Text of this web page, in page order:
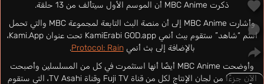
ذكرت MBC Anime أن الموسم الأول سيتألف من 13 حلقة.
وأشارت MBC Anime إلى أن منصة البث التابعة لمجموعة MBC والتي تحمل
اسم “شاهد” ستقوم ببث أنمي KamiErabi GOD.app تحت عنوان Kami.App،
بالإضافة إلى بث أنميProtocol: Rain
.
وأوضحت MBC Anime أيضًا أنها استثمرت في كل من المسلسلين وأصبحت
الآن جزءًا من لجان الإنتاج لكل من قناة Fuji TV وقناة TV Asahi، التي ستقوم